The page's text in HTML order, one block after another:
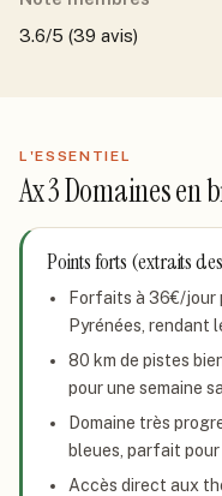
3.6/5 (39 avis)
L'ESSENTIEL
Ax 3 Domainesen
Points forts (extraits
Forfaits à 36€/jour
Pyrénées, rendant
80 km de pistes
pour une semaine
Domaine très
bleues, parfait
Accès direct aux